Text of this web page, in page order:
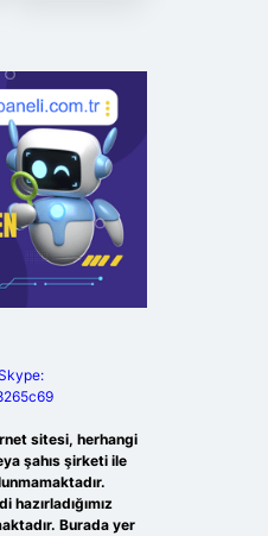
sitesi, herhangi
şahıs şirketi ile
hazırladığımız
Burada yer